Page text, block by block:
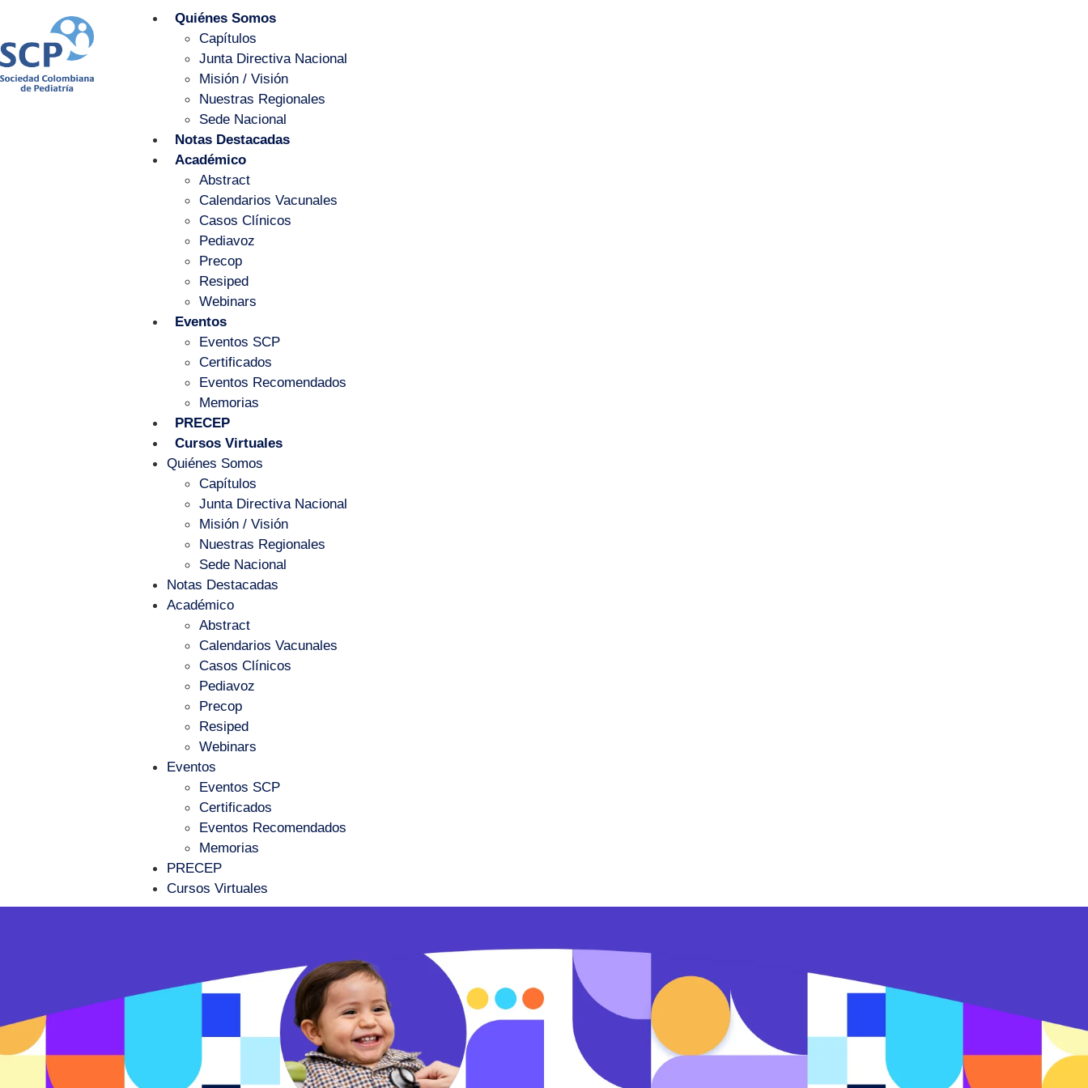
Quiénes Somos
Capítulos
Junta Directiva Nacional
Misión / Visión
Nuestras Regionales
Sede Nacional
Notas Destacadas
Académico
Abstract
Calendarios Vacunales
Casos Clínicos
Pediavoz
Precop
Resiped
Webinars
Eventos
Eventos SCP
Certificados
Eventos Recomendados
Memorias
PRECEP
Cursos Virtuales
Quiénes Somos
Capítulos
Junta Directiva Nacional
Misión / Visión
Nuestras Regionales
Sede Nacional
Notas Destacadas
Académico
Abstract
Calendarios Vacunales
Casos Clínicos
Pediavoz
Precop
Resiped
Webinars
Eventos
Eventos SCP
Certificados
Eventos Recomendados
Memorias
PRECEP
Cursos Virtuales